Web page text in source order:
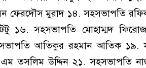
ফেরদৌস মুরাদ ১৪. সহসভাপতি
১৬. সহসভাপতি মোহাম্মদ
আতিকুর রহমান আতিক ১৯.
তসলিম উদ্দিন ২১. সহসভাপতি